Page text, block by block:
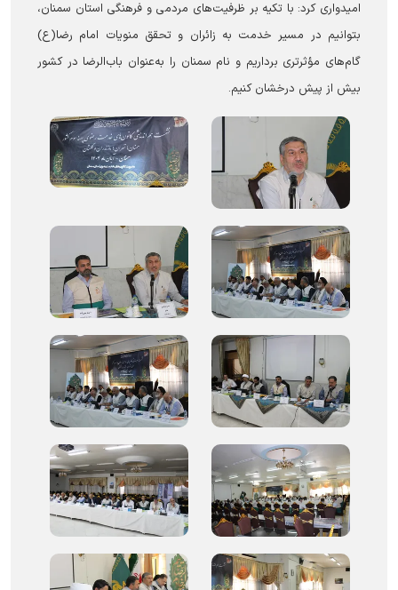
امیدواری کرد: با تکیه بر ظرفیت‌های مردمی و فرهنگی استان سمنان،
بتوانیم در مسیر خدمت به زائران و تحقق منویات امام رضا(ع)
گام‌های مؤثرتری برداریم و نام سمنان را به‌عنوان باب‌الرضا در کشور
بیش از پیش درخشان کنیم.